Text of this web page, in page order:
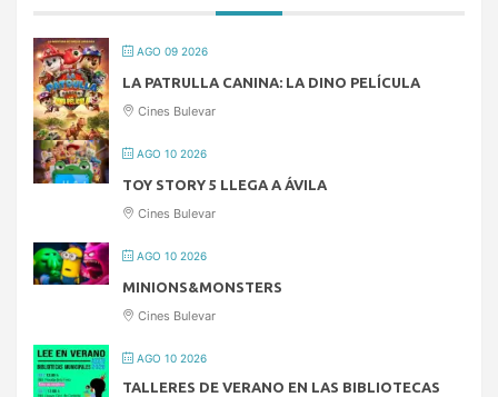
AGO 09 2026
LA PATRULLA CANINA: LA DINO PELÍCULA
Cines Bulevar
AGO 10 2026
TOY STORY 5 LLEGA A ÁVILA
Cines Bulevar
AGO 10 2026
MINIONS&MONSTERS
Cines Bulevar
AGO 10 2026
TALLERES DE VERANO EN LAS BIBLIOTECAS